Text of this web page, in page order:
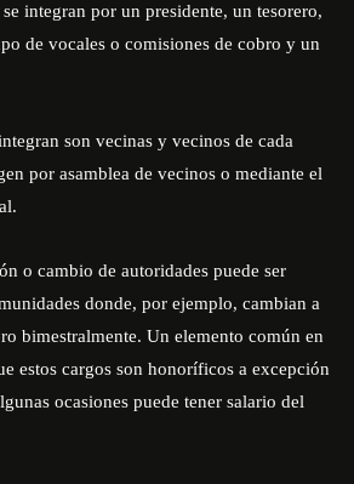
integran por un presidente, un tesorero,
de vocales o comisiones de cobro y un
son vecinas y vecinos de cada
por asamblea de vecinos o mediante el
o cambio de autoridades puede ser
donde, por ejemplo, cambian a
bimestralmente. Un elemento común en
estos cargos son honoríficos a excepción
ocasiones puede tener salario del